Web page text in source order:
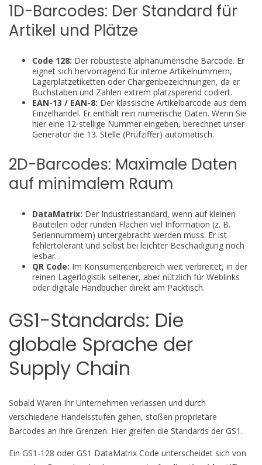
1D-Barcodes: Der Standard für
Artikel und Plätze
Code 128: Der robusteste alphanumerische Barcode. Er
eignet sich hervorragend für interne Artikelnummern,
Lagerplatzetiketten oder Chargenbezeichnungen, da er
Buchstaben und Zahlen extrem platzsparend codiert.
EAN-13 / EAN-8: Der klassische Artikelbarcode aus dem
Einzelhandel. Er enthält rein numerische Daten. Wenn Sie
hier eine 12-stellige Nummer eingeben, berechnet unser
Generator die 13. Stelle (Prüfziffer) automatisch.
2D-Barcodes: Maximale Daten
auf minimalem Raum
DataMatrix: Der Industriestandard, wenn auf kleinen
Bauteilen oder runden Flächen viel Information (z. B.
Seriennummern) untergebracht werden muss. Er ist
fehlertolerant und selbst bei leichter Beschädigung noch
lesbar.
QR Code: Im Konsumentenbereich weit verbreitet, in der
reinen Lagerlogistik seltener, aber nützlich für Weblinks
oder digitale Handbücher direkt am Packtisch.
GS1-Standards: Die
globale Sprache der
Supply Chain
Sobald Waren Ihr Unternehmen verlassen und durch
verschiedene Handelsstufen gehen, stoßen proprietäre
Barcodes an ihre Grenzen. Hier greifen die Standards der GS1.
Ein GS1-128 oder GS1 DataMatrix Code unterscheidet sich von